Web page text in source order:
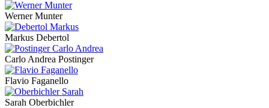
Werner Munter
Markus Debertol
Carlo Andrea Postinger
Flavio Faganello
Sarah Oberbichler